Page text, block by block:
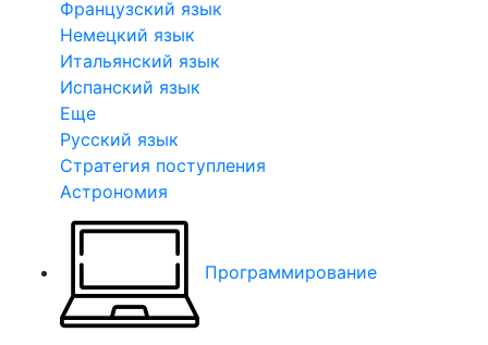
Французский язык
Немецкий язык
Итальянский язык
Испанский язык
Еще
Русский язык
Стратегия поступления
Астрономия
Программирование